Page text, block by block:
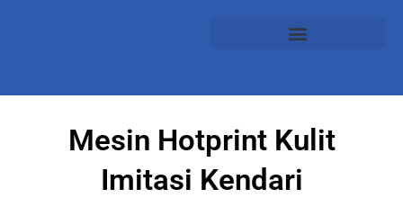
Mesin Hotprint Kulit
Imitasi Kendari